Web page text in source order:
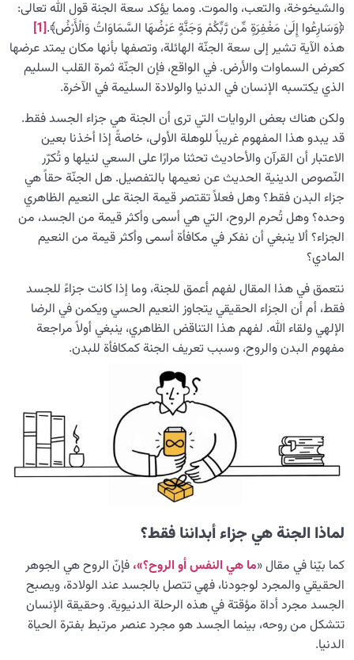
أين هو القرار المكين؟ وما سرّ العثور على هذا الملاذ الآمن في
حياتنا؟
نظرة على مكافأة المؤمنين: هل الجنة هي المكافأة النهائية؟
صنعناه؟
هل يمكن وصف الجنة؟ ولماذا ضُرب الأمثال بأنهار العسل
والخمر؟
قِدَم الجنّة بين العقل والإيمان؛ هل وُجدت الجنّة قبل الدنيا؟
کم عدد أبواب الجنة، ولمن یفتح کل باب؟
سعة الجنّة: فُرصةٌ أم تهديد؟ كيف يمكن أن يتحوّل دخول الجنّة
إلى تهديد للإنسان؟
الجنّة مظهر اللانهائية: ما العلاقة بين الجنّة والرغبة في
اللانهائية عند الإنسان؟
لماذا تُعدّ معرفة صفات الجنة أمرًا مهمًّا للسالك في طريق
هل استقرّ شوق الجنّة في قلبك؟ ولماذا لهذا الشوق كلّ هذه
الأهمية؟
ما العلاقة بين القلب السليم والجنة؟ ولماذا سلامة القلب هي
تخيّل الجنّة؛ كيف يمكن لتمرين بسيط أن يغيّر حياتنا؟
علامات الفسق: دراسة وتحليل سبع مظاهر وطرق التحرر
والنجاة منها
التظاهر بالتدين أم التديّن الأصيل؟ تحليل التباين بين الجوهر
والمظهر في سلوك ديني.
والشيخوخة، والتعب، والموت. ومما يؤكد سعة الجنة قول الله تعالى:
﴿وَسَارِعُوا إِلَىٰ مَغْفِرَةٍ مِّن رَّبِّكُمْ وَجَنَّةٍ عَرْضُهَا السَّمَاوَاتُ وَالْأَرْضُ﴾.[1]
هذه الآية تشير إلى سعة الجنّة الهائلة، وتصفها بأنها مكان يمتد عرضها
كعرض السماوات والأرض. في الواقع، فإن الجنّة ثمرة القلب السليم
الذي يكتسبه الإنسان في الدنيا والولادة السليمة في الآخرة.
ولكن هناك بعض الروايات التي ترى أن الجنة هي جزاء الجسد فقط.
قد يبدو هذا المفهوم غريباً للوهلة الأولى، خاصةً إذا أخذنا بعين
الاعتبار أن القرآن والأحاديث تحثنا مرارًا على السعي لنيلها و تُكرّر
النّصوص الدينية الحديث عن نعيمها بالتفصيل. هل الجنّة حقاً هي
جزاء البدن فقط؟ وهل فعلاً تقتصر قيمة الجنة على النعيم الظاهري
وحده؟ وهل تُحرم الروح، التي هي أسمى وأكثر قيمة من الجسد، من
الجزاء؟ ألا ينبغي أن نفكر في مكافأة أسمى وأكثر قيمة من النعيم
المادي؟
نتعمق في هذا المقال لفهم أعمق للجنة، وما إذا كانت جزاءً للجسد
فقط، أم أن الجزاء الحقيقي يتجاوز النعيم الحسي ويكمن في الرضا
الإلهي ولقاء الله. لفهم هذا التناقض الظاهري، ينبغي أولاً مراجعة
مفهوم البدن والروح، وسبب تعريف الجنة كمكافأة للبدن.
لماذا الجنة هي جزاء أبداننا فقط؟
كما بيّنا في مقال «ما هي النفس أو الروح؟»، فإنّ الروح هي الجوهر
الحقيقي والمجرد لوجودنا، فهي تتصل بالجسد عند الولادة، ويصبح
الجسد مجرد أداة مؤقتة في هذه الرحلة الدنيوية. وحقيقة الإنسان
تتشكل من روحه، بينما الجسد هو مجرد عنصر مرتبط بفترة الحياة
الدنيا.